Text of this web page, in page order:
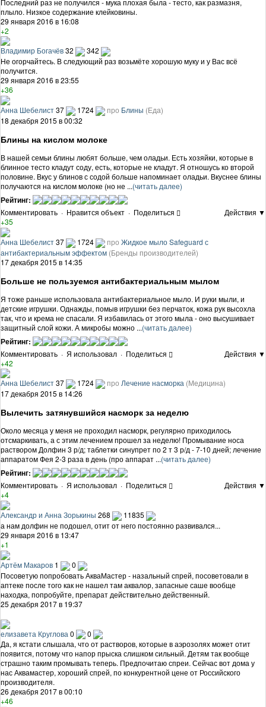
плыло. Низкое содержание клейковины.
29 января 2016 в 16:08
+2
Владимир Богачёв32
342
Не огорчайтесь. В следующий раз возьмёте хорошую муку и у Вас всё
получится.
29 января 2016 в 23:55
+36
Анна Шебелист37 1724 про Блины (Еда)
18 декабря 2015 в 00:32
Блины на кислом молоке
В нашей семьи блины любят больше, чем оладьи. Есть хозяйки, которые в
блинное тесто кладут соду, есть, которые не кладут. Я отношусь ко второй
половине. Вкус у блинов с содой больше напоминает оладьи. Вкуснее блины
получаются на кислом молоке (но не ...(читать далее)
Рейтинг:
Комментировать · Нравится объект · Поделиться
Действия ▼
+35
Анна Шебелист37 1724 про Жидкое мыло Safeguard с
антибактериальным эффектом (Бренды производителей)
17 декабря 2015 в 14:35
Больше не пользуемся антибактериальным мылом
Я тоже раньше использовала антибактериальное мыло. И руки мыли, и
детские игрушки. Однажды, помыв игрушки без перчаток, кожа рук высохла
так, что и крема не спасали. Я избавилась от этого мыла - оно высушивает
защитный слой кожи. А микробы можно ...(читать далее)
Рейтинг:
Комментировать · Я использовал · Поделиться
Действия ▼
+42
Анна Шебелист37 1724 про Лечение насморка (Медицина)
17 декабря 2015 в 14:26
Вылечить затянувшийся насморк за неделю
Около месяца у меня не проходил насморк, регулярно приходилось
отсмаркивать, а с этим лечением прошел за неделю! Промывание носа
раствором Долфин 3 р/д; таблетки синупрет по 2 т 3 р/д - 7-10 дней; лечение
аппаратом Фея 2-3 раза в день (про аппарат ...(читать далее)
Рейтинг:
Комментировать · Я использовал · Поделиться
Действия ▼
+4
Александр и Анна Зорькины 268
11835
а нам долфин не подошел, отит от него постоянно развивался...
29 января 2016 в 13:47
+1
Артём Макаров 1
0
Посоветую попробовать АкваМастер - назальный спрей, посоветовали в
аптеке после того как не нашел там аквалор, запасные саше вообще
находка, попробуйте, препарат действительно действенный.
25 декабря 2017 в 19:37
елизавета Круглова 0
0
Да, я кстати слышала, что от растворов, которые в аэрозолях может отит
появится, потому что напор прыска слишком сильный. Детям так вообще
страшно таким промывать теперь. Предпочитаю спреи. Сейчас вот дома у
нас Аквамастер, хороший спрей, по конкурентной цене от Российского
производителя.
26 декабря 2017 в 00:10
+46